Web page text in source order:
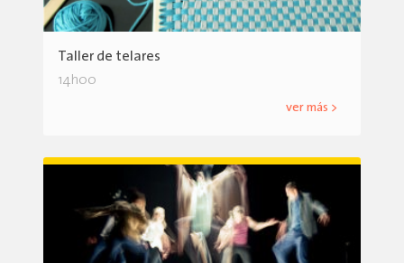
Taller de telares
14h00
ver más >